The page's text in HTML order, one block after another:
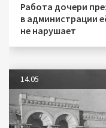
Работа дочери
в администрации
не нарушает
14.05